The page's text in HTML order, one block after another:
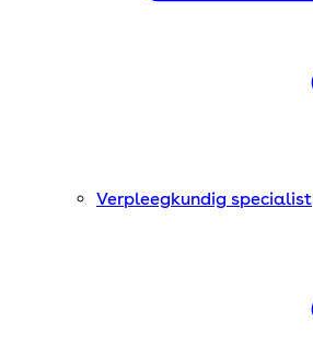
Verpleegkundig specialist